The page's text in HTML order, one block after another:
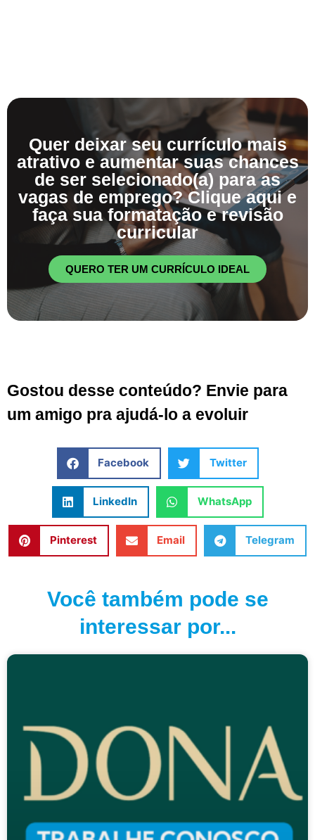
Quer deixar seu currículo mais
atrativo e aumentar suas chances
de ser selecionado(a) para as
vagas de emprego? Clique aqui e
faça sua formatação e revisão
curricular
QUERO TER UM CURRÍCULO IDEAL
Gostou desse conteúdo? Envie para
um amigo pra ajudá-lo a evoluir
Facebook Twitter
LinkedIn WhatsApp
Pinterest Email Telegram
Você também pode se
interessar por...